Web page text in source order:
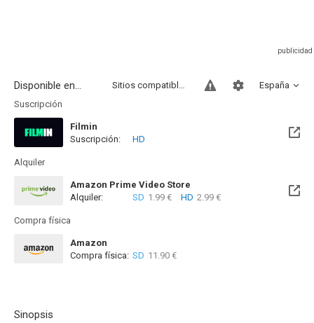
Disponible en... España
Sitios compatibles
Suscripción
Filmin
Disponible hasta el Mié, 31 Dic 2031 (Quedan 5 años)
Suscripción: HD
Alquiler
Amazon Prime Video Store
Alquiler:
SD 1.99 € HD 2.99 €
Compra física
Amazon
Compra física: SD 11.90 €
Sinopsis